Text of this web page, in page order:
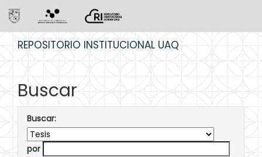
REPOSITORIO INSTITUCIONAL UAQ
Buscar
Buscar:
por